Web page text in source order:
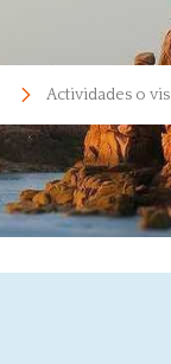
Actividades o